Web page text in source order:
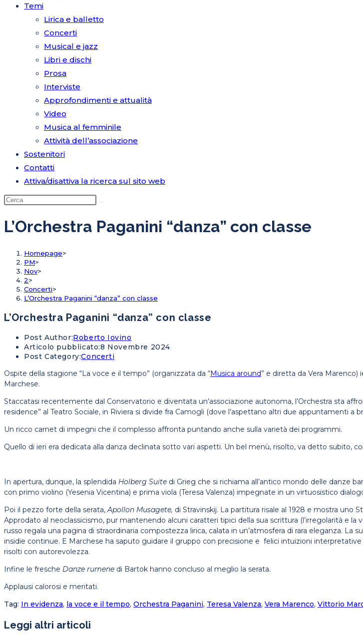
Temi
Lirica e balletto
Concerti
Musical e jazz
Libri e dischi
Prosa
Interviste
Approfondimenti e attualità
Video
Musica al femminile
Attività dell’associazione
Sostenitori
Contatti
Attiva/disattiva la ricerca sul sito web
L’Orchestra Paganini “danza” con classe
Homepage>
PM>
Nov>
2>
Concerti>
L’Orchestra Paganini “danza” con classe
L’Orchestra Paganini “danza” con classe
Post Author:Roberto Iovino
Articolo pubblicato:8 Novembre 2024
Post Category:Concerti
Ospite della stagione “La voce e il tempo” (organizzata da “Musica around” e diretta da Vera Marenco)
Marchese.
Staccatasi recentemente dal Conservatorio e diventata un’associazione autonoma, l’Orchestra sta
residence” al Teatro Sociale, in Riviera si divide fra Camogli (dove l’aspettano altri due appuntamenti
Un ricco carnet di impegni che il complesso affronta puntando anche sulla varietà dei programmi.
Quello di ieri era dedicata alla danza declinata sotto vari aspetti. Un bel menù, risolto, va detto subito,
In apertura, dunque, la splendida Holberg Suite di Grieg che si richiama all’antico mondo delle danze
con primo violino (Yesenia Vicentina) e prima viola (Teresa Valenza) impegnate in un virtuosistico
Poi il pezzo forte della serata,Apollon Musagete, di Stravinskij. La partitura risale al 1928 e mostra uno
Approdato al neoclassicismo, pur mantenendo alcuni caratteri tipici della sua scrittura (l’irregolarità e
russo regala una pagina di straordinaria compostezza lirica, calata in un’atmosfera di rara eleganza. La
insidie continue. E Marchese ha saputo guidare il gruppo con precisione e felici intuizioni
risolti con autorevolezza.
Infine le fresche Danze rumene di Bartok hanno concluso al meglio la serata.
Applausi calorosi e meritati.
Tag: In evidenza, la voce e il tempo, Orchestra Paganini, Teresa Valenza, Vera Marenco, Vittorio
Leggi altri articoli